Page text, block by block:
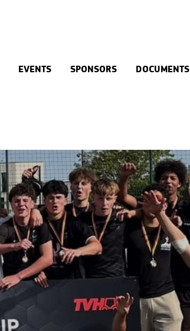
EVENTS SPONSORS DOCUMENTS